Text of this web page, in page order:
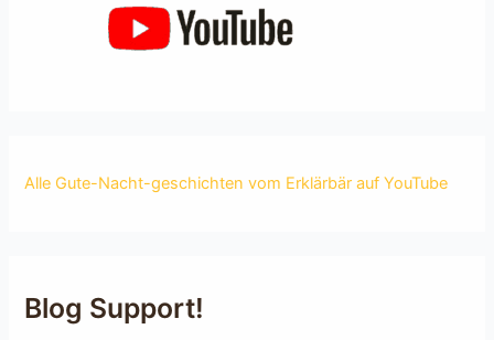
Alle Gute-Nacht-geschichten vom Erklärbär auf YouTube
Blog Support!